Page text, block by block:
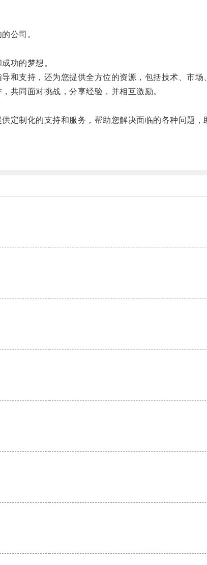
公司。
功的梦想。
支持，还为您提供全方位的资源，包括技术、市场
同面对挑战，分享经验，并相互激励。
制化的支持和服务，帮助您解决面临的各种问题，